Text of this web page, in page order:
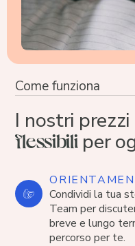
Come funziona
I nostri
flessibiliper
Condividi la tua
Team per
breve e lungo
percorso per te.